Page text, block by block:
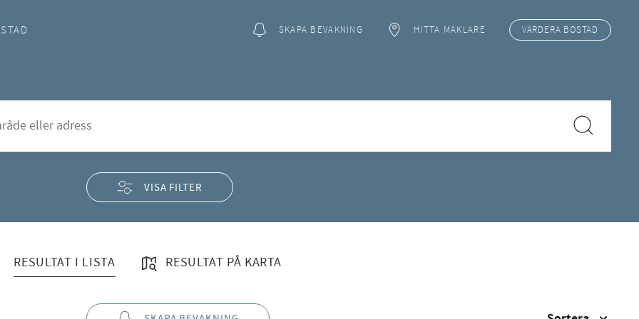
SKAPA BEVAKNING HITTA MÄKLARE VÄRDERA BOSTAD
VISA FILTER
RESULTAT I LISTA RESULTAT PÅ KARTA